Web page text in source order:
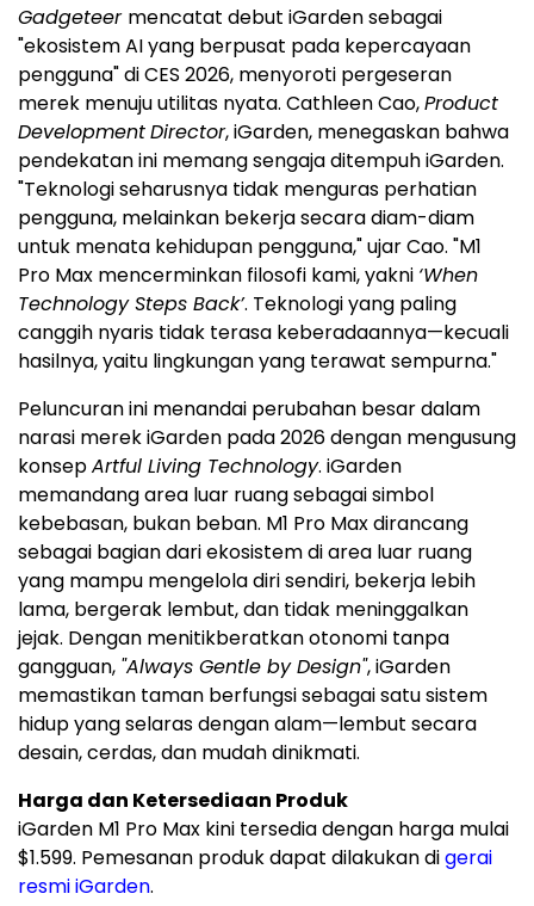
Gadgeteer mencatat debut iGarden sebagai
"ekosistem AI yang berpusat pada kepercayaan
pengguna" di CES 2026, menyoroti pergeseran
merek menuju utilitas nyata. Cathleen Cao,Product
DevelopmentDirector, iGarden, menegaskan bahwa
pendekatan ini memang sengaja ditempuh iGarden.
"Teknologi seharusnya tidak menguras perhatian
pengguna, melainkan bekerja secara diam-diam
untuk menata kehidupan pengguna," ujar Cao. "M1
Pro Max mencerminkan filosofi kami, yakni ‘When
Technology Steps Back’. Teknologi yang paling
canggih nyaris tidak terasa keberadaannya—kecuali
hasilnya, yaitu lingkungan yang terawat sempurna."
Peluncuran ini menandai perubahan besar dalam
narasi merek iGarden pada 2026 dengan mengusung
konsepArtful Living Technology. iGarden
memandang area luar ruang sebagai simbol
kebebasan, bukan beban. M1 Pro Max dirancang
sebagai bagian dari ekosistem di area luar ruang
yang mampu mengelola diri sendiri, bekerja lebih
lama, bergerak lembut, dan tidak meninggalkan
jejak. Dengan menitikberatkan otonomi tanpa
gangguan, "Always Gentle by Design", iGarden
memastikan taman berfungsi sebagai satu sistem
hidup yang selaras dengan alam—lembut secara
desain, cerdas, dan mudah dinikmati.
Harga dan Ketersediaan Produk
iGarden M1 Pro Max kini tersedia dengan harga mulai
$1.599. Pemesanan produk dapat dilakukan digerai
resmi iGarden.